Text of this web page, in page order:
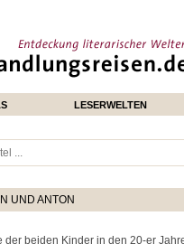
LESERWELTEN
UND ANTON
der beiden Kinder in den 20-er